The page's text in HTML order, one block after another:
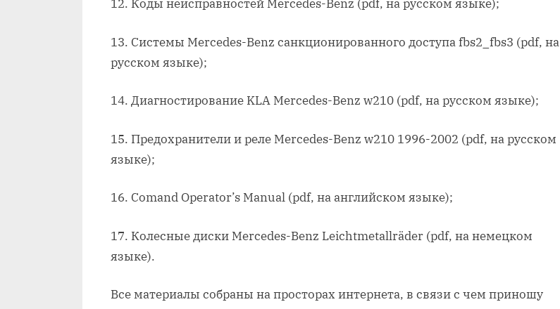
12. Коды неисправностей Mercedes-Benz (pdf, на русском языке);
13. Системы Mercedes-Benz санкционированного доступа fbs2_fbs3 (pdf, на
русском языке);
14. Диагностирование KLA Mercedes-Benz w210 (pdf, на русском языке);
15. Предохранители и реле Mercedes-Benz w210 1996-2002 (pdf, на русском
языке);
16. Comand Operator’s Manual (pdf, на английском языке);
17. Колесные диски Mercedes-Benz Leichtmetallräder (pdf, на немецком
языке).
Все материалы собраны на просторах интернета, в связи с чем приношу